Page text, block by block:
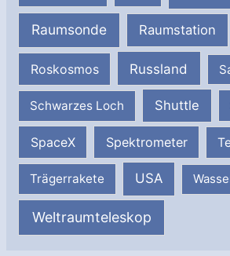
Raumsonde Raumstation
Roskosmos Russland
Schwarzes Loch Shuttle
SpaceX Spektrometer
Trägerrakete USA
Weltraumteleskop